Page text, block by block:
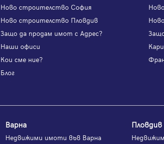
Ново строителство София
Ново строителство Пловдив
Защо да продам имот с Адрес?
Наши офиси
Кои сме ние?
Блог
Варна
Недвижими имоти във Варна
Пловдив